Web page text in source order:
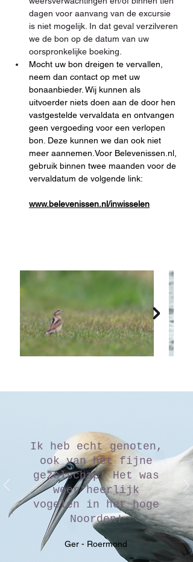
dagen voor aanvang van de excursie
is niet mogelijk. In dat geval verzilveren
we de bon op de datum van uw
oorspronkelijke boeking.
Mocht uw bon dreigen te vervallen,
neem dan contact op met uw
bonaanbieder. Wij kunnen als
uitvoerder niets doen aan de door hen
vastgestelde vervaldata en ontvangen
geen vergoeding voor een verlopen
bon. Deze kunnen we dan ook niet
meer aannemen.Voor Belevenissen.nl,
gebruik binnen twee maanden voor de
vervaldatum de volgende link:
www.belevenissen.nl/inwisselen
Ik heb echt genoten,
ook van het fijne
gezelschap! Het was
weer heerlijk
vogelen in het hoge
Noorden!
Ger - Roermond